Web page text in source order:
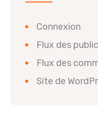
Connexion
Flux des
Flux des
Site de